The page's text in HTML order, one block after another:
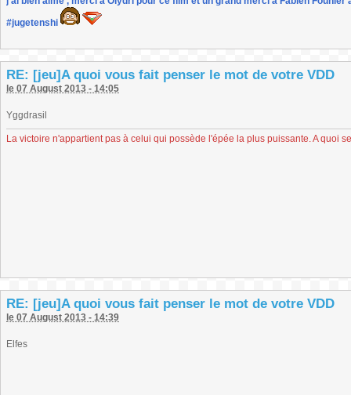
#jugetenshi
RE: [jeu]A quoi vous fait penser le mot de votre VDD
le 07 August 2013 - 14:05
Yggdrasil
La victoire n'appartient pas à celui qui possède l'épée la plus puissante. A quoi
RE: [jeu]A quoi vous fait penser le mot de votre VDD
le 07 August 2013 - 14:39
Elfes